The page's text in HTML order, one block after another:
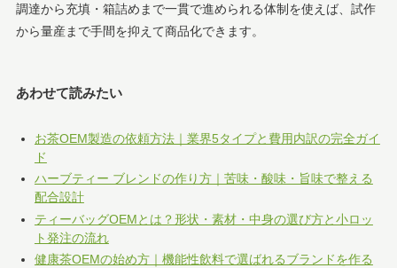
調達から充填・箱詰めまで一貫で進められる体制を使えば、試作
から量産まで手間を抑えて商品化できます。
あわせて読みたい
お茶OEM製造の依頼方法｜業界5タイプと費用内訳の完全ガイ
ド
ハーブティー ブレンドの作り方｜苦味・酸味・旨味で整える
配合設計
ティーバッグOEMとは？形状・素材・中身の選び方と小ロッ
ト発注の流れ
健康茶OEMの始め方｜機能性飲料で選ばれるブランドを作る